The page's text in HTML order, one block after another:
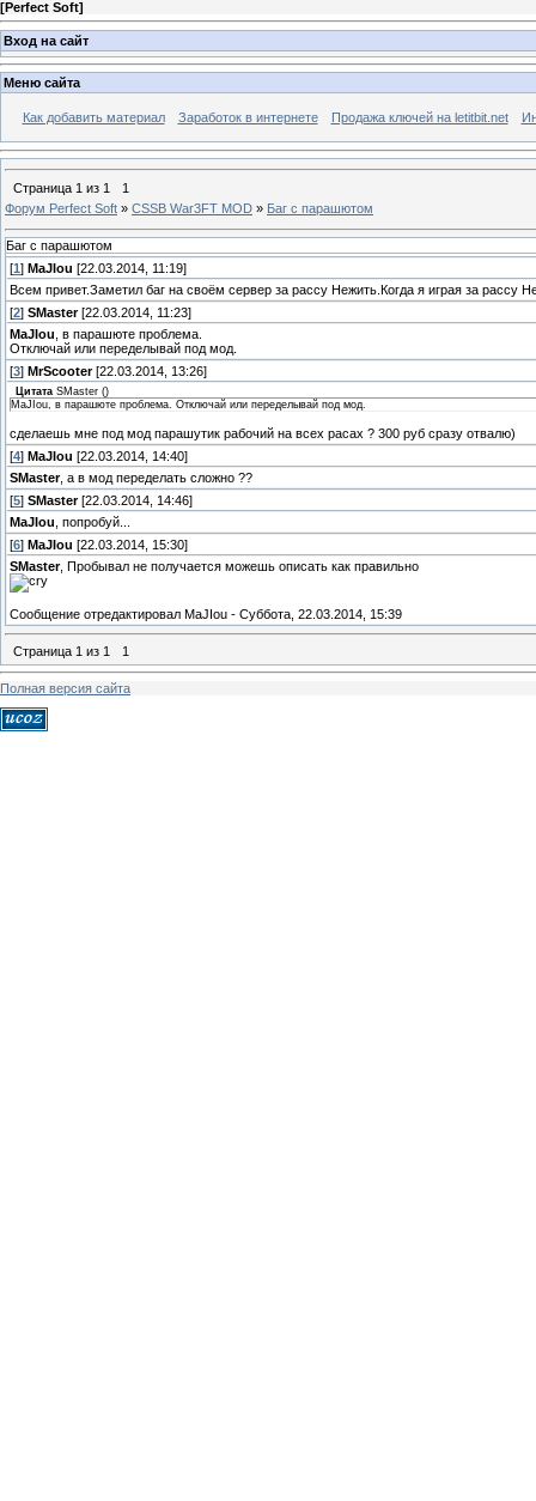
[Perfect Soft]
Вход на сайт
Меню сайта
Как добавить материал Заработок в интернете Продажа ключей на letitbit.net
Страница 1 из 1
1
Форум Perfect Soft » CSSB War3FT MOD » Баг с парашютом
Баг с парашютом
[1 ] MaJIou [22.03.2014, 11:19]
Всем привет.Заметил баг на своём сервер за рассу Нежить.Когда я играя за
[2] SMaster[22.03.2014, 11:23]
MaJIou , в парашюте проблема.
Отключай или переделывай под мод.
[3] MrScooter[22.03.2014, 13:26]
Цитата SMaster ()
MaJIou, в парашюте проблема. Отключай или переделывай под мод.
сделаешь мне под мод парашутик рабочий на всех расах ? 300 руб сразу отвалю)
[4] MaJIou [22.03.2014, 14:40]
SMaster, а в мод переделать сложно ??
[5] SMaster[22.03.2014, 14:46]
MaJIou , попробуй...
[6] MaJIou [22.03.2014, 15:30]
SMaster, Пробывал не получается можешь описать как правильно
Сообщение отредактировал MaJIou - Суббота, 22.03.2014, 15:39
Страница 1 из 1 1
Полная версия сайта